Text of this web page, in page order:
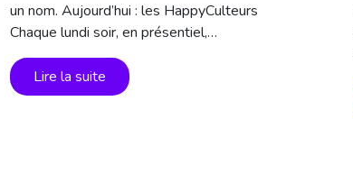
un nom. Aujourd’hui : les HappyCulteurs
Chaque lundi soir, en présentiel,…
Lire la suite